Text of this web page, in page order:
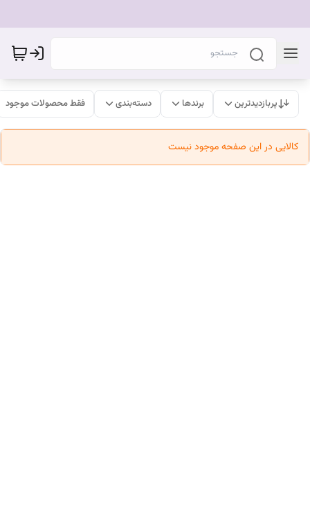
پربازدیدترین برندها دسته‌بندی فقط محصولات موجود
کالایی در این صفحه موجود نیست